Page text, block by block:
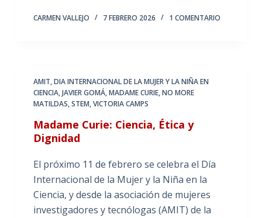
CARMEN VALLEJO 7 FEBRERO 2026 1 COMENTARIO
AMIT,DIA INTERNACIONAL DE LA MUJER Y LA NIÑA EN
CIENCIA,JAVIER GOMÁ,MADAME CURIE,NO MORE
MATILDAS,STEM,VICTORIA CAMPS
Madame Curie: Ciencia, Ética y
Dignidad
El próximo 11 de febrero se celebra el Día
Internacional de la Mujer y la Niña en la
Ciencia, y desde la asociación de mujeres
investigadores y tecnólogas (AMIT) de la